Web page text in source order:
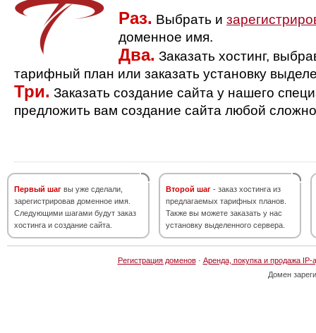
Раз. Выбрать и
доменное имя.
Два. Заказать хостинг,
тарифный план или заказать установку
Три. Заказать создание сайта у нашего
предложить вам создание сайта любой
Первый шаг вы уже сделали,
зарегистрировав доменное имя.
Следующими шагами будут заказ
хостинга и создание сайта.
Второй шаг - заказ хостинга из
предлагаемых тарифных планов.
Также вы можете заказать у нас
установку выделенного сервера.
Регистрация доменов· Аренда, покупка и продажа IP-
Домен